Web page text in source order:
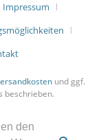
den
Impressum
und ggf.
beschrieben.